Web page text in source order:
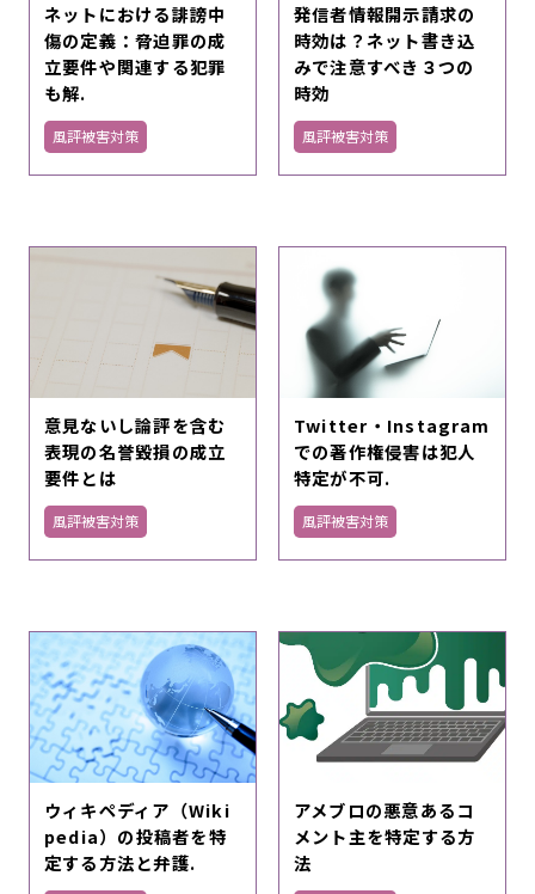
ネットにおける誹謗中
傷の定義：脅迫罪の成
立要件や関連する犯罪
も解.
風評被害対策
発信者情報開示請求の
時効は？ネット書き込
みで注意すべき３つの
時効
風評被害対策
意見ないし論評を含む
表現の名誉毀損の成立
要件とは
風評被害対策
Twitter・Instagram
での著作権侵害は犯人
特定が不可.
風評被害対策
ウィキペディア（Wiki
pedia）の投稿者を特
定する方法と弁護.
アメブロの悪意あるコ
メント主を特定する方
法